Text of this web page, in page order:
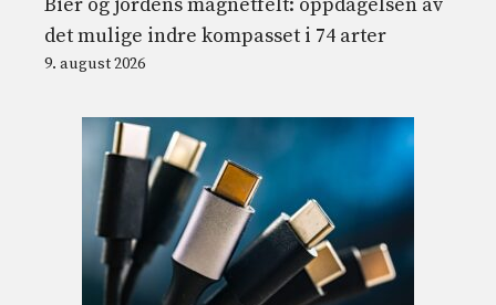
det mulige indre kompasset i 74 arter
9. august 2026